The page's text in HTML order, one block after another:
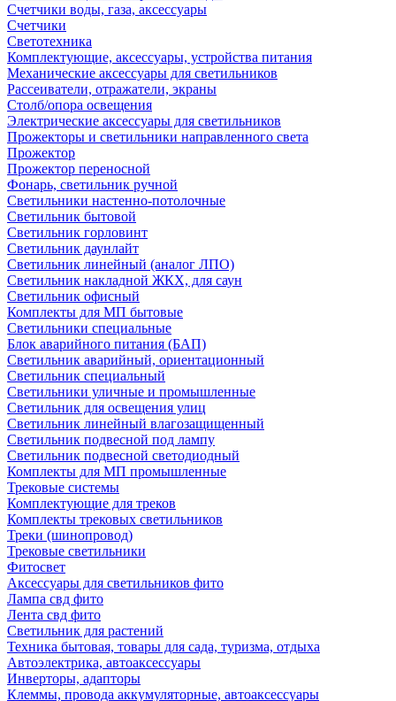
Счетчики воды, газа, аксессуары
Счетчики
Светотехника
Комплектующие, аксессуары, устройства питания
Механические аксессуары для светильников
Рассеиватели, отражатели, экраны
Столб/опора освещения
Электрические аксессуары для светильников
Прожекторы и светильники направленного света
Прожектор
Прожектор переносной
Фонарь, светильник ручной
Светильники настенно-потолочные
Светильник бытовой
Светильник горловинт
Светильник даунлайт
Светильник линейный (аналог ЛПО)
Светильник накладной ЖКХ, для саун
Светильник офисный
Комплекты для МП бытовые
Светильники специальные
Блок аварийного питания (БАП)
Светильник аварийный, ориентационный
Светильник специальный
Светильники уличные и промышленные
Светильник для освещения улиц
Светильник линейный влагозащищенный
Светильник подвесной под лампу
Светильник подвесной светодиодный
Комплекты для МП промышленные
Трековые системы
Комплектующие для треков
Комплекты трековых светильников
Треки (шинопровод)
Трековые светильники
Фитосвет
Аксессуары для светильников фито
Лампа свд фито
Лента свд фито
Светильник для растений
Техника бытовая, товары для сада, туризма, отдыха
Автоэлектрика, автоаксессуары
Инверторы, адапторы
Клеммы, провода аккумуляторные, автоаксессуары